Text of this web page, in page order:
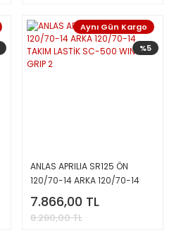
Aynı Gün Kargo
%5
ANLAS APRILIA SR125 ÖN
120/70-14 ARKA 120/70-14
TAKIM LASTİK SC-500 WINTER
GRIP 2
7.866,00 TL
8.280,00 TL